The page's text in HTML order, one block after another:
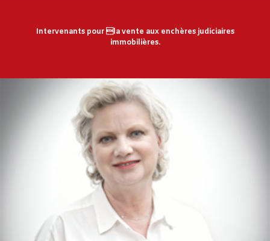
Intervenants pour la vente aux enchères judiciaires
immobilières.